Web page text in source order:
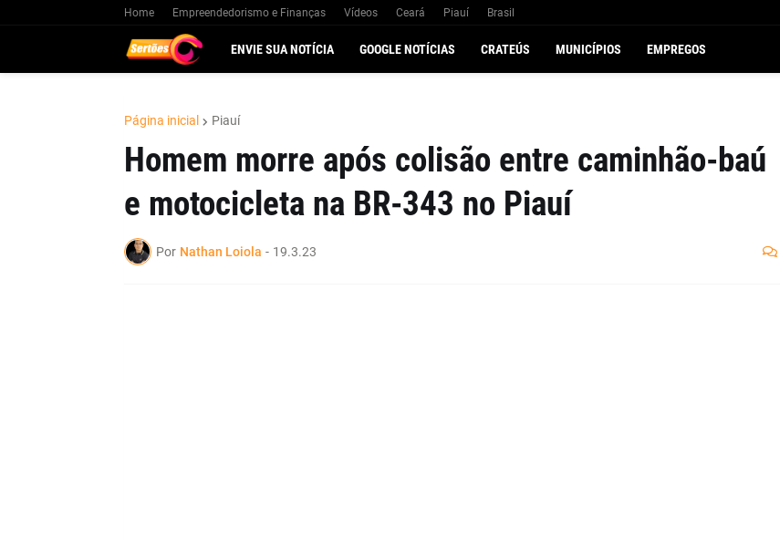
Home Empreendedorismo e Finanças Vídeos Ceará Piauí Brasil
ENVIE SUA NOTÍCIA GOOGLE NOTÍCIAS CRATEÚS MUNICÍPIOS EMPREGOS
Página inicial Piauí
Homem morre após colisão entre caminhão-baú
e motocicleta na BR-343 no Piauí
Por Nathan Loiola - 19.3.23